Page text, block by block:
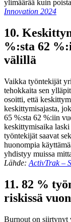
ylimäärää kuin
Innovation 2024
10.
%:sta 62
välillä
Vaikka työntekijät
tehokkaita sen
osoitti, että
keskittymisajasta,
65 %:sta 62 %:iin
keskittymisaika laski
työntekijät saavat
huonompia
yhdistyy muissa
Lähde: ActivTrak –
11. 82 %
riskissä
Burnout on siirtynyt